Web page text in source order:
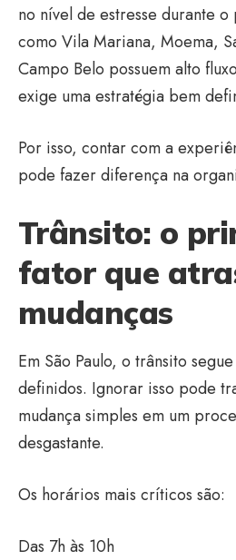
no nível de estresse durante o
como Vila Mariana, Moema,
Campo Belo possuem alto
exige uma estratégia bem
Por isso, contar com a
pode fazer diferença na
Trânsito: o
fator que
mudanças
Em São Paulo, o trânsito
definidos. Ignorar isso pode
mudança simples em um
desgastante.
Os horários mais críticos são:
Das 7h às 10h